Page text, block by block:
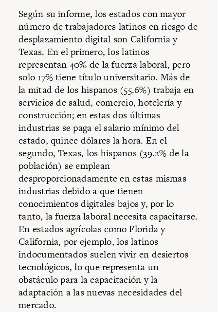
Según su informe, los estados con mayor
número de trabajadores latinos en riesgo de
desplazamiento digital son California y
Texas. En el primero, los latinos
representan 40% de la fuerza laboral, pero
solo 17% tiene título universitario. Más de
la mitad de los hispanos (55.6%) trabaja en
servicios de salud, comercio, hotelería y
construcción; en estas dos últimas
industrias se paga el salario mínimo del
estado, quince dólares la hora. En el
segundo, Texas, los hispanos (39.2% de la
población) se emplean
desproporcionadamente en estas mismas
industrias debido a que tienen
conocimientos digitales bajos y, por lo
tanto, la fuerza laboral necesita capacitarse.
En estados agrícolas como Florida y
California, por ejemplo, los latinos
indocumentados suelen vivir en desiertos
tecnológicos, lo que representa un
obstáculo para la capacitación y la
adaptación a las nuevas necesidades del
mercado.